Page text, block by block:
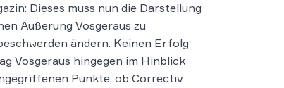
Dieses muss nun die Darstellung
Äußerung Vosgeraus zu
ändern. Keinen Erfolg
Vosgeraus hingegen im Hinblick
Punkte, ob Correctiv